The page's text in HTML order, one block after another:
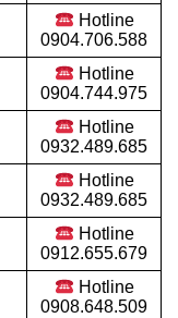
Hotline
0904.706.588
Hotline
0904.744.975
Hotline
0932.489.685
Hotline
0932.489.685
Hotline
0912.655.679
Hotline
0908.648.509